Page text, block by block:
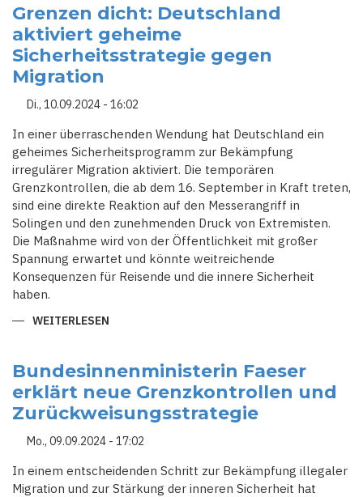
ZÜGEL
AN:
WAS
BEDEUTEN
DIE
NEUEN
EUROPA?
Grenzen dicht: Deutschland
aktiviert geheime
Sicherheitsstrategie gegen
Migration
Di., 10.09.2024 - 16:02
In einer überraschenden Wendung hat Deutschland ein
geheimes Sicherheitsprogramm zur Bekämpfung
irregulärer Migration aktiviert. Die temporären
Grenzkontrollen, die ab dem 16. September in Kraft treten,
sind eine direkte Reaktion auf den Messerangriff in
Solingen und den zunehmenden Druck von Extremisten.
Die Maßnahme wird von der Öffentlichkeit mit großer
Spannung erwartet und könnte weitreichende
Konsequenzen für Reisende und die innere Sicherheit
haben.
WEITERLESEN
AKTIVIERT
GEHEIME
SICHERHEITSSTRATEGIE
GEGEN
MIGRATION
Bundesinnenministerin Faeser
erklärt neue Grenzkontrollen und
Zurückweisungsstrategie
Mo., 09.09.2024 - 17:02
In einem entscheidenden Schritt zur Bekämpfung illegaler
Migration und zur Stärkung der inneren Sicherheit hat